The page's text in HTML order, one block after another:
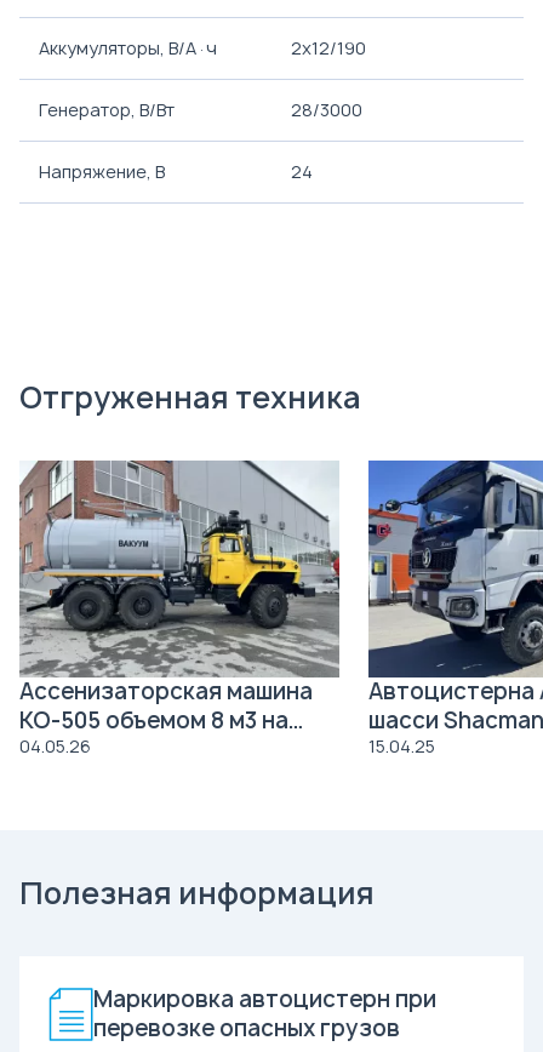
Аккумуляторы, В/А·ч 2х12/190
Генератор, В/Вт 28/3000
Напряжение, B 24
Отгруженная техника
Ассенизаторская машина
КО-505 объемом 8 м3 на
давальческое шасси Урал
04.05.26
Автоцистерна
шасси
15.04.25
Полезная информация
Маркировка автоцистерн при
перевозке опасных грузов